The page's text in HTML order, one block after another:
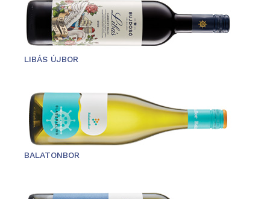
LIBÁS ÚJBOR
BALATONBOR